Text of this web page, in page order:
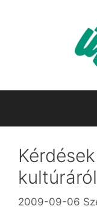
kultúráról
2009-09-06